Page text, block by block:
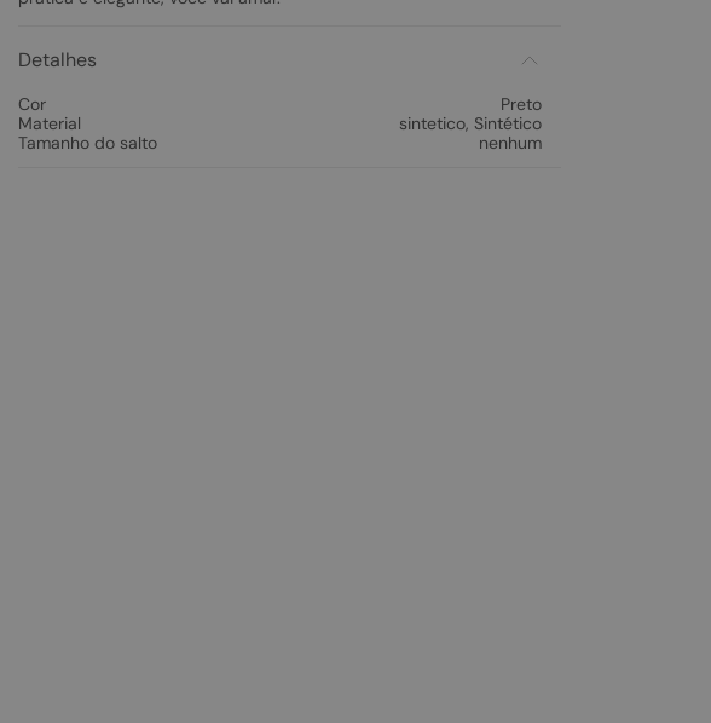
Detalhes
Cor
Preto
Material
sintetico, Sintético
Tamanho do salto
nenhum